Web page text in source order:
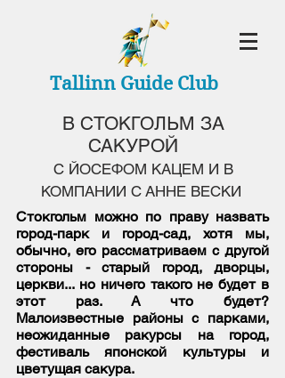
Tallinn Guide Club
В СТОКГОЛЬМ ЗА
САКУРОЙ
С ЙОСЕФОМ КАЦЕМ И В
КОМПАНИИ С АННЕ ВЕСКИ
Стокгольм можно по праву назвать
город-парк и город-сад, хотя мы,
обычно, его рассматриваем с другой
стороны - старый город, дворцы,
церкви... но ничего такого не будет в
этот раз. А что будет?
Малоизвестные районы с парками,
неожиданные ракурсы на город,
фестиваль японской культуры и
цветущая сакура.